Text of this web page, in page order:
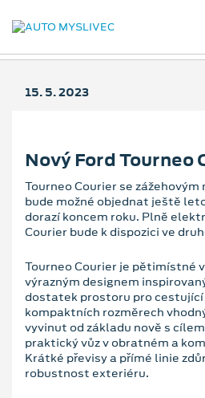
15. 5. 2023
Nový Ford Tourneo
Tourneo Courier se
bude možné objednat ještě
dorazí koncem roku. Plně
Courier bude k dispozici ve
Tourneo Courier je pětimístné
výrazným designem
dostatek prostoru pro cestující
kompaktních rozměrech
vyvinut od základu nově s
praktický vůz v obratném a
Krátké převisy a přímé linie
robustnost exteriéru.